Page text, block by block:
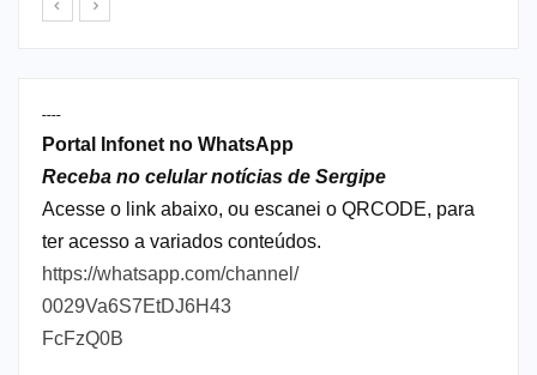
----
Portal Infonet no WhatsApp
Receba no celular notícias de Sergipe
Acesse o link abaixo, ou escanei o QRCODE, para
ter acesso a variados conteúdos.
https://whatsapp.com/channel/
0029Va6S7EtDJ6H43
FcFzQ0B